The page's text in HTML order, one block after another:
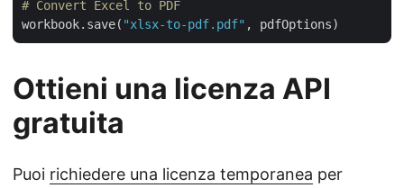
# Convert Excel to PDF
workbook.save( "xlsx-to-pdf.pdf"
Ottieni una licenza API
gratuita
Puoi richiedere una licenza temporanea per